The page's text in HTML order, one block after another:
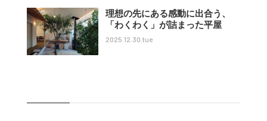
理想の先にある感動に出合う、
「わくわく」が詰まった平屋
2025.12.30.tue